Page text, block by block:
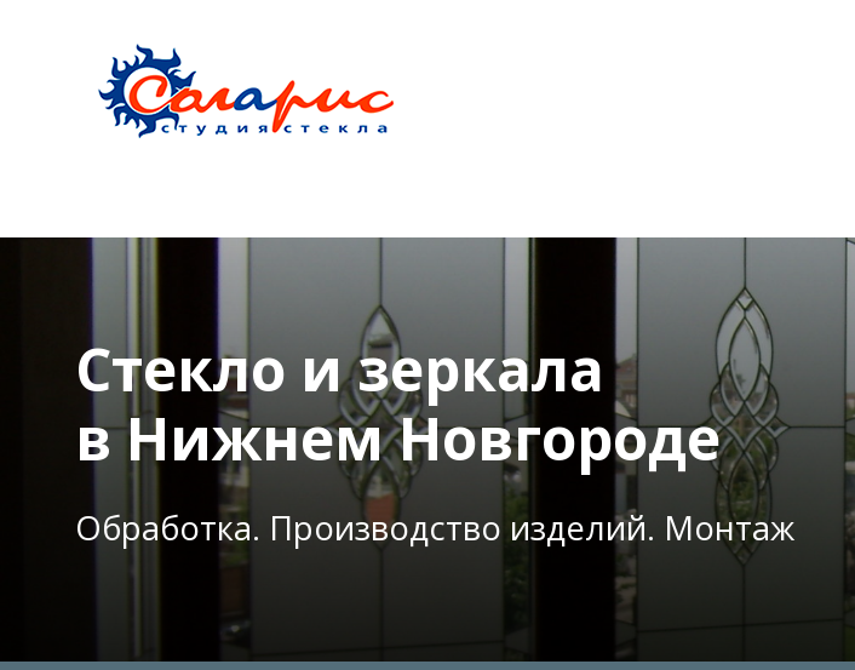
Стекло и зеркала
в Нижнем Новгороде
Обработка. Производство изделий. Монтаж